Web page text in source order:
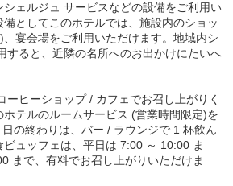
ェルジュ サービスなどの設備をご利用い
としてこのホテルでは、施設内のショッ
宴会場をご利用いただけます。地域内シ
すると、近隣の名所へのお出かけにたいへ
ーヒーショップ / カフェでお召し上がりく
テルのルームサービス (営業時間限定)を
の終わりは、バー / ラウンジで 1 杯飲ん
ュッフェは、平日は 7:00 ～ 10:00 ま
まで、有料でお召し上がりいただけま